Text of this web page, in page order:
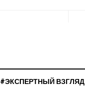
#ЭКСПЕРТНЫЙ ВЗГЛЯД